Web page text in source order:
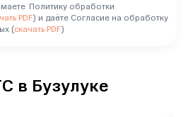
Политику обработки
PDF) и даёте Согласие на обработку
(скачать PDF)
в Бузулуке